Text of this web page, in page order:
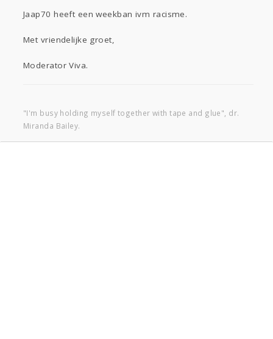
Jaap70 heeft een weekban ivm racisme.
Met vriendelijke groet,
Moderator Viva.
"I'm busy holding myself together with tape and glue", dr.
Miranda Bailey.